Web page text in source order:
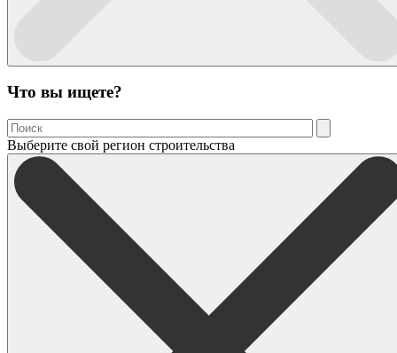
Что вы ищете?
Выберите свой регион строительства